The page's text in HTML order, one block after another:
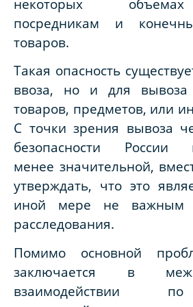
некоторых
посредникам и
товаров.
Такая опасность
ввоза, но и для вывоза
товаров, предметов, или
С точки зрения вывоза
безопасности России
менее значительной,
утверждать, что это
иной мере не важным
расследования.
Помимо основной
заключается в
взаимодействии